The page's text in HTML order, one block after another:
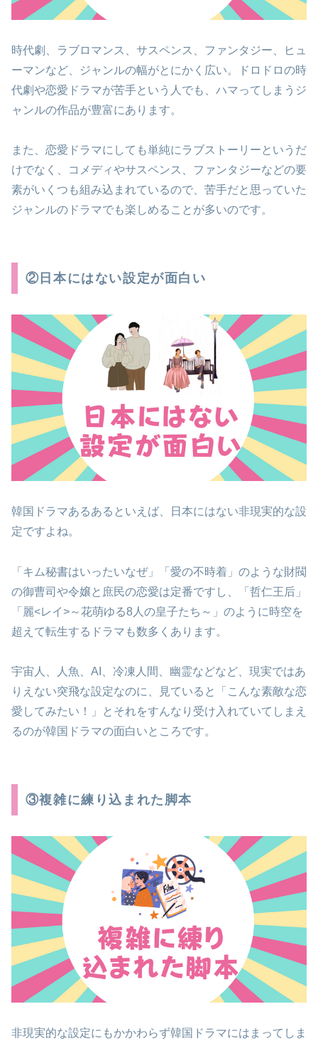
時代劇、ラブロマンス、サスペンス、ファンタジー、ヒュ
ーマンなど、ジャンルの幅がとにかく広い。ドロドロの時
代劇や恋愛ドラマが苦手という人でも、ハマってしまうジ
ャンルの作品が豊富にあります。
また、恋愛ドラマにしても単純にラブストーリーというだ
けでなく、コメディやサスペンス、ファンタジーなどの要
素がいくつも組み込まれているので、苦手だと思っていた
ジャンルのドラマでも楽しめることが多いのです。
②日本にはない設定が面白い
韓国ドラマあるあるといえば、日本にはない非現実的な設
定ですよね。
「キム秘書はいったいなぜ」「愛の不時着」のような財閥
の御曹司や令嬢と庶民の恋愛は定番ですし、「哲仁王后」
「麗<レイ>～花萌ゆる8人の皇子たち～」のように時空を
超えて転生するドラマも数多くあります。
宇宙人、人魚、AI、冷凍人間、幽霊などなど、現実ではあ
りえない突飛な設定なのに、見ていると「こんな素敵な恋
愛してみたい！」とそれをすんなり受け入れていてしまえ
るのが韓国ドラマの面白いところです。
③複雑に練り込まれた脚本
非現実的な設定にもかかわらず韓国ドラマにはまってしま